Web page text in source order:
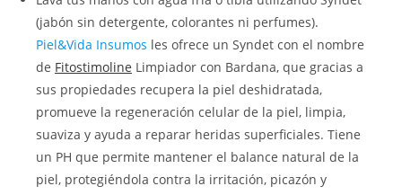
(jabón sin detergente, colorantes ni perfumes).
Piel&Vida Insumos les ofrece un Syndet con el nombre
de Fitostimoline Limpiador con Bardana, que gracias a
sus propiedades recupera la piel deshidratada,
promueve la regeneración celular de la piel, limpia,
suaviza y ayuda a reparar heridas superficiales. Tiene
un PH que permite mantener el balance natural de la
piel, protegiéndola contra la irritación, picazón y